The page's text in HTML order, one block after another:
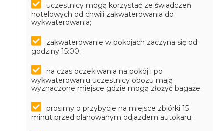
uczestnicy mogą korzystać ze świadczeń
hotelowych od chwili zakwaterowania do
wykwaterowania;
zakwaterowanie w pokojach zaczyna się od
godziny 15:00;
na czas oczekiwania na pokój i po
wykwaterowaniu uczestnicy obozu mają
wyznaczone miejsce gdzie mogą złożyć bagaże;
prosimy o przybycie na miejsce zbiórki 15
minut przed planowanym odjazdem autokaru;